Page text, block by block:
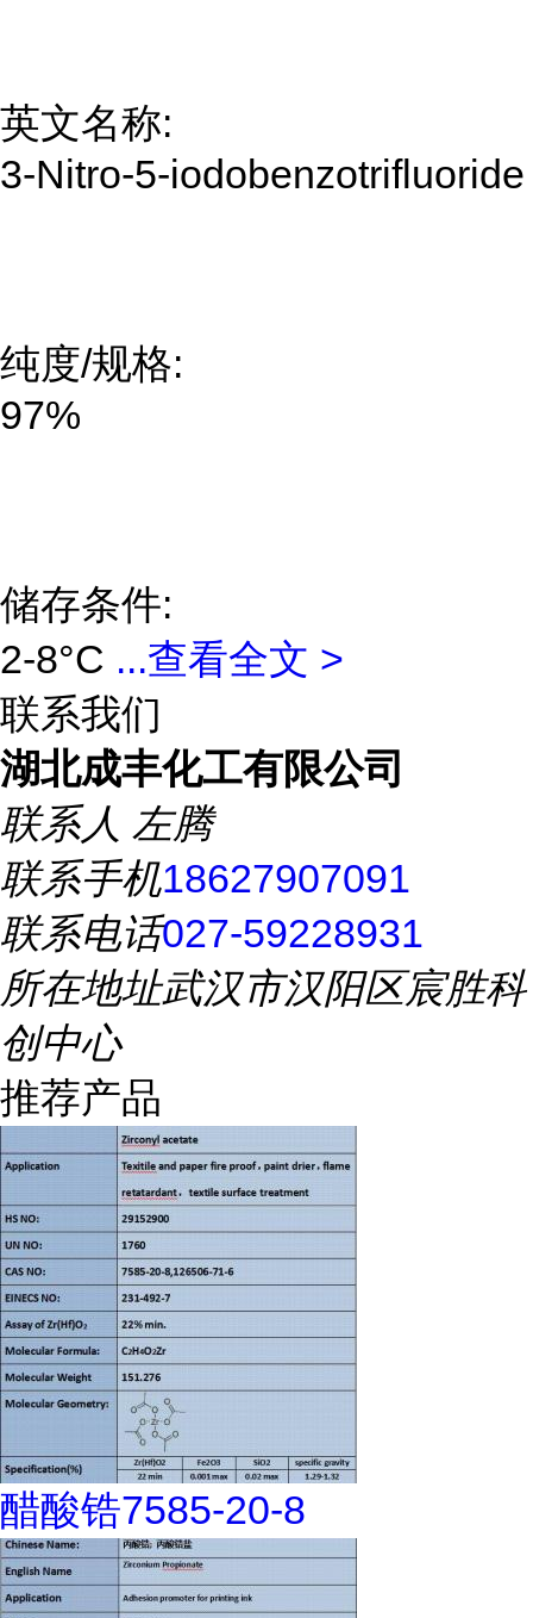
英文名称:
3-Nitro-5-iodobenzotrifluoride
纯度/规格:
97%
储存条件:
2-8°C ...查看全文 >
联系我们
湖北成丰化工有限公司
联系人 左腾
联系手机18627907091
联系电话027-59228931
所在地址武汉市汉阳区宸胜科
创中心
推荐产品
醋酸锆7585-20-8